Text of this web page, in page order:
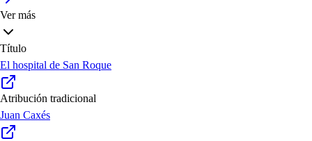
Ver más
Título
El hospital de San Roque
Atribución tradicional
Juan Caxés